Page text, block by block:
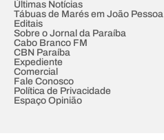
Últimas Notícias
Tábuas de Marés em João Pessoa
Editais
Sobre o Jornal da Paraíba
Cabo Branco FM
CBN Paraíba
Expediente
Comercial
Fale Conosco
Política de Privacidade
Espaço Opinião